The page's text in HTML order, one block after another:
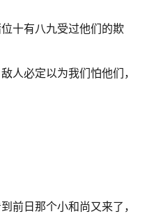
十有八九受过他们的欺
人必定以为我们怕他们，
日那个小和尚又来了，